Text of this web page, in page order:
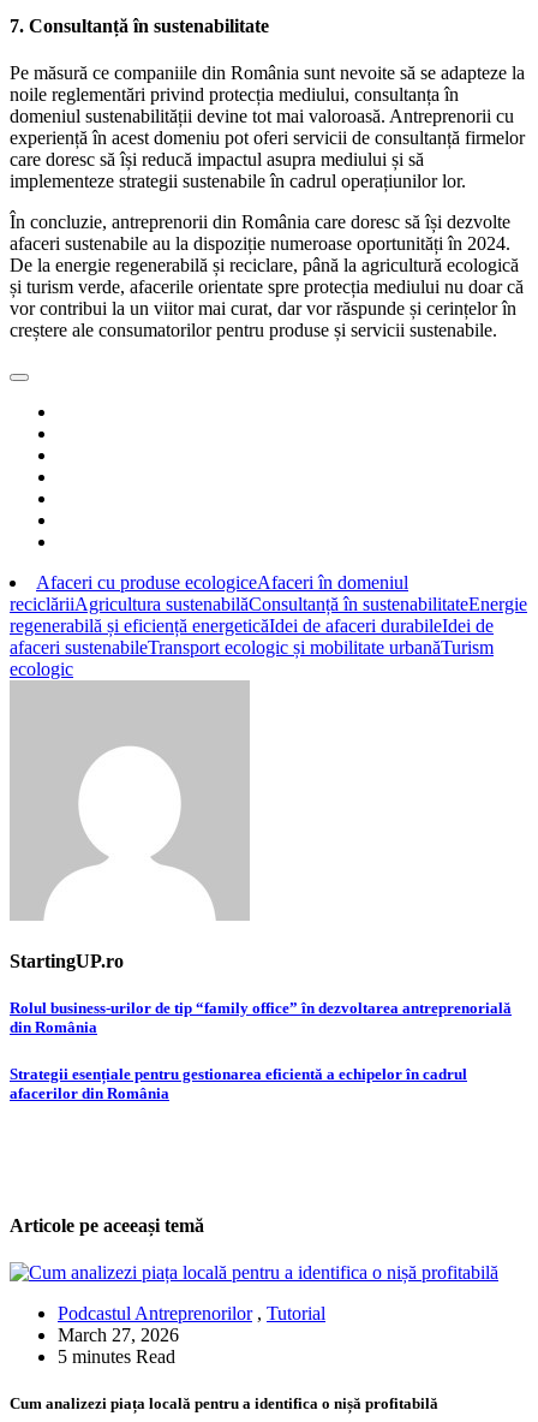
7. Consultanță în sustenabilitate
Pe măsură ce companiile din România sunt nevoite să se adapteze la
noile reglementări privind protecția mediului, consultanța în
domeniul sustenabilității devine tot mai valoroasă. Antreprenorii cu
experiență în acest domeniu pot oferi servicii de consultanță firmelor
care doresc să își reducă impactul asupra mediului și să
implementeze strategii sustenabile în cadrul operațiunilor lor.
În concluzie, antreprenorii din România care doresc să își dezvolte
afaceri sustenabile au la dispoziție numeroase oportunități în 2024.
De la energie regenerabilă și reciclare, până la agricultură ecologică
și turism verde, afacerile orientate spre protecția mediului nu doar că
vor contribui la un viitor mai curat, dar vor răspunde și cerințelor în
creștere ale consumatorilor pentru produse și servicii sustenabile.
Afaceri cu produse ecologiceAfaceri în domeniul
reciclăriiAgricultura sustenabilăConsultanță în sustenabilitateEnergie
regenerabilă și eficiență energeticăIdei de afaceri durabileIdei de
afaceri sustenabileTransport ecologic și mobilitate urbanăTurism
ecologic
StartingUP.ro
Post
Rolul business-urilor de tip “family office” în dezvoltarea antreprenorială
din România
Strategii esențiale pentru gestionarea eficientă a echipelor în cadrul
afacerilor din România
Articole pe aceeași temă
Podcastul Antreprenorilor, Tutorial
March 27, 2026
5 minutes Read
Cum analizezi piața locală pentru a identifica o nișă profitabilă